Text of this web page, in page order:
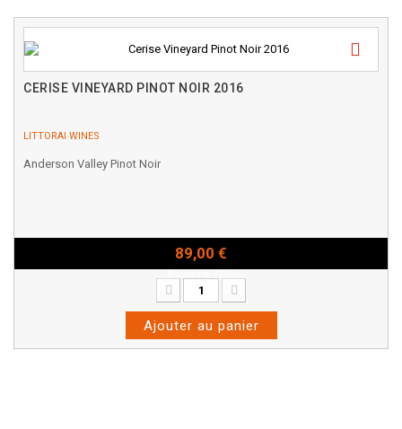
CERISE VINEYARD PINOT NOIR 2016
LITTORAI WINES
Anderson Valley Pinot Noir
89,00 €
Ajouter au panier